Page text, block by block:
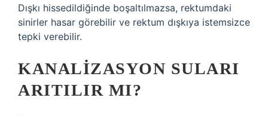
Dışkı hissedildiğinde boşaltılmazsa, rektumdaki
sinirler hasar görebilir ve rektum dışkıya istemsizce
tepki verebilir.
KANALIZASYON SULARI
ARITILIR MI?